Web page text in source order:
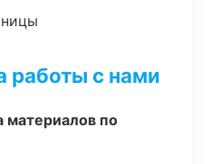
работы с нами
материалов по